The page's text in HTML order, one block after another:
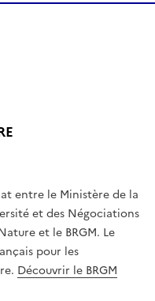
L
T
É
,
É
G
A
L
entre le Ministère de la
et des Négociations
et le BRGM. Le
pour les
Découvrir le BRGM